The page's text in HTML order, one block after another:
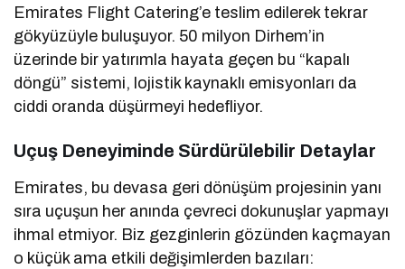
Emirates Flight Catering’e teslim edilerek tekrar
gökyüzüyle buluşuyor. 50 milyon Dirhem’in
üzerinde bir yatırımla hayata geçen bu “kapalı
döngü” sistemi, lojistik kaynaklı emisyonları da
ciddi oranda düşürmeyi hedefliyor.
Uçuş Deneyiminde Sürdürülebilir Detaylar
Emirates, bu devasa geri dönüşüm projesinin yanı
sıra uçuşun her anında çevreci dokunuşlar yapmayı
ihmal etmiyor. Biz gezginlerin gözünden kaçmayan
o küçük ama etkili değişimlerden bazıları: